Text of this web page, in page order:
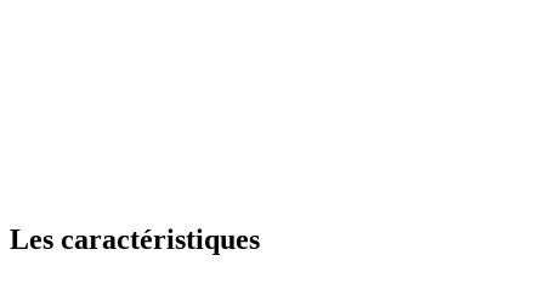
Les caractéristiques